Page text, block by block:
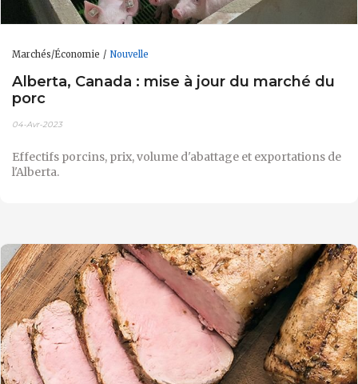
Marchés/Économie Nouvelle
Alberta, Canada : mise à jour du marché du
porc
04-Avr-2023
Effectifs porcins, prix, volume d'abattage et exportations de
l'Alberta.